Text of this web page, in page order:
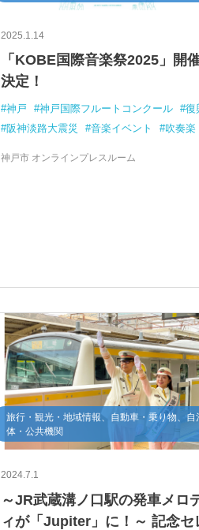
2025.1.14
「KOBE国際音楽祭2025」開
決定！
神戸 神戸国際フルートコンクール
復
阪神淡路大震災
音楽イベント 吹奏楽
神戸市 オンラインプレスルーム
旅行・観光・地域情報、自動車・乗り物、自
体・公共機関
2024.7.1
～JR武蔵溝ノ口駅の発車メロ
ィが「Jupiter」に！～ 記念セ